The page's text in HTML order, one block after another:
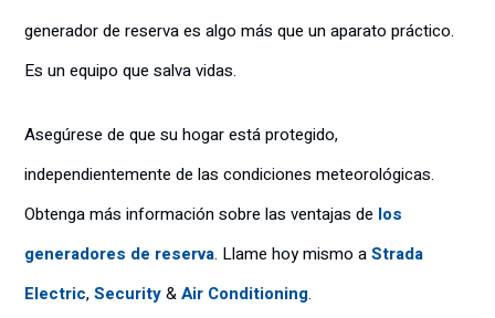
generador de reserva es algo más que un aparato práctico.
Es un equipo que salva vidas.
Asegúrese de que su hogar está protegido,
independientemente de las condiciones meteorológicas.
Obtenga más información sobre las ventajas de los
generadores de reserva. Llame hoy mismo aStrada
Electric,Security&Air Conditioning.